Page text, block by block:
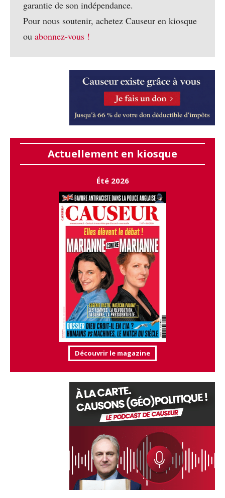
garantie de son indépendance.
Pour nous soutenir, achetez Causeur en kiosque
ou abonnez-vous !
Actuellement en kiosque
Été 2026
Découvrir le magazine